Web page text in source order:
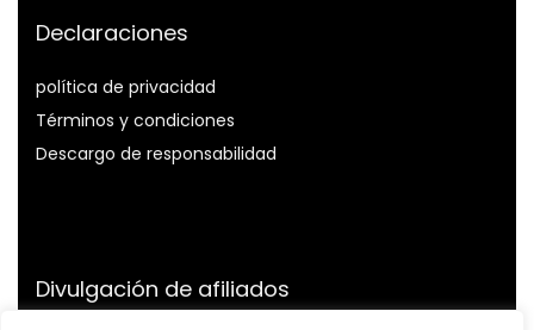
Declaraciones
política de privacidad
Términos y condiciones
Descargo de responsabilidad
Divulgación de afiliados